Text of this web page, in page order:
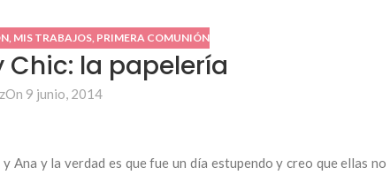
, MIS TRABAJOS, PRIMERA COMUNIÓN
la papelería
On 9 junio, 2014
Ana y la verdad es que fue un día estupendo y creo que ellas no